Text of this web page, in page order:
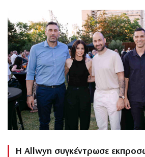
Η Allwyn συγκέντρωσε